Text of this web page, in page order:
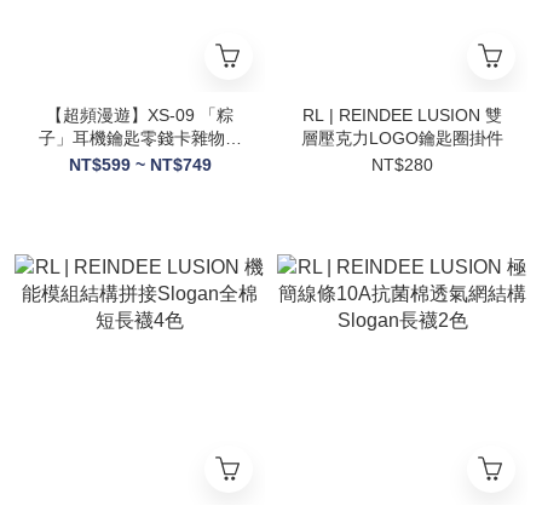
【超頻漫遊】XS-09 「粽
子」耳機鑰匙零錢卡雜物迷
你小掛包
NT$599 ~ NT$749
RL | REINDEE LUSION 雙
層壓克力LOGO鑰匙圈掛件
NT$280